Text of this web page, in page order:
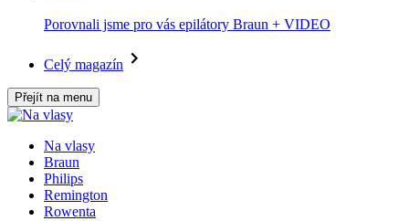
Porovnali jsme pro vás epilátory Braun + VIDEO
Celý magazín
Přejít na menu
Na vlasy
Braun
Philips
Remington
Rowenta